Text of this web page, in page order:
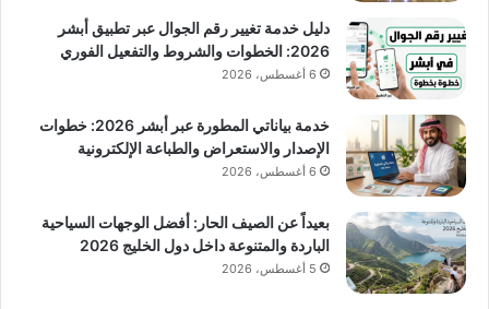
دليل خدمة تغيير رقم الجوال عبر تطبيق أبشر
2026: الخطوات والشروط والتفعيل الفوري
6 أغسطس، 2026
خدمة بياناتي المطورة عبر أبشر 2026: خطوات
الإصدار والاستعراض والطباعة الإلكترونية
6 أغسطس، 2026
بعيداً عن الصيف الحار: أفضل الوجهات السياحية
الباردة والمتنوعة داخل دول الخليج 2026
5 أغسطس، 2026